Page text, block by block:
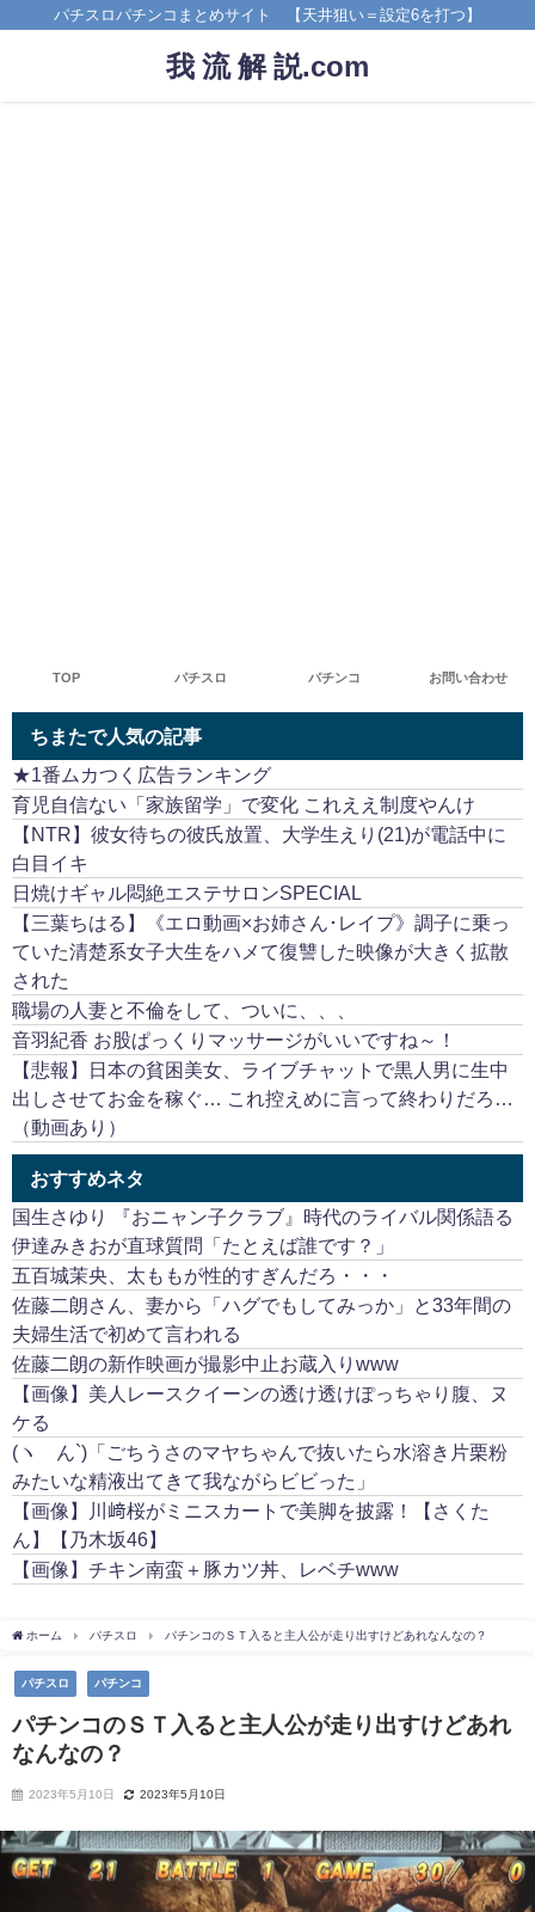
パチスロパチンコまとめサイト 【天井狙い＝設定6を打つ】
我 流 解 説.com
TOP パチスロ パチンコ お問い合わせ
ちまたで人気の記事
★1番ムカつく広告ランキング
育児自信ない「家族留学」で変化 これええ制度やんけ
【NTR】彼女待ちの彼氏放置、大学生えり(21)が電話中に
白目イキ
日焼けギャル悶絶エステサロンSPECIAL
【三葉ちはる】《エロ動画×お姉さん･レイプ》調子に乗っ
ていた清楚系女子大生をハメて復讐した映像が大きく拡散
された
職場の人妻と不倫をして、ついに、、、
音羽紀香 お股ぱっくりマッサージがいいですね～！
【悲報】日本の貧困美女、ライブチャットで黒人男に生中
出しさせてお金を稼ぐ… これ控えめに言って終わりだろ…
（動画あり）
おすすめネタ
国生さゆり 『おニャン子クラブ』時代のライバル関係語る
伊達みきおが直球質問「たとえば誰です？」
五百城茉央、太ももが性的すぎんだろ・・・
佐藤二朗さん、妻から「ハグでもしてみっか」と33年間の
夫婦生活で初めて言われる
佐藤二朗の新作映画が撮影中止お蔵入りwww
【画像】美人レースクイーンの透け透けぽっちゃり腹、ヌ
ケる
(ヽ´ん`)「ごちうさのマヤちゃんで抜いたら水溶き片栗粉
みたいな精液出てきて我ながらビビった」
【画像】川﨑桜がミニスカートで美脚を披露！【さくた
ん】【乃木坂46】
【画像】チキン南蛮＋豚カツ丼、レベチwww
ホーム パチスロ パチンコのＳＴ入ると主人公が走り出すけどあれなんなの？
パチスロ パチンコ
パチンコのＳＴ入ると主人公が走り出すけどあれ
なんなの？
2023年5月10日 2023年5月10日